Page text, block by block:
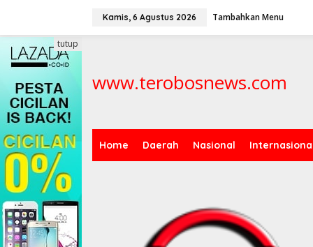
n
t
e
Kamis, 6 Agustus 2026 Tambahkan Menu
www.terobosnews.com
Home Daerah Nasional
tutup